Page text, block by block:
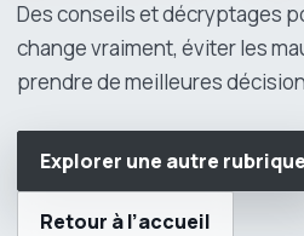
Des conseils et décryptages
change vraiment, éviter les
prendre de meilleures
Explorer une autre rubrique
Retour à l’accueil